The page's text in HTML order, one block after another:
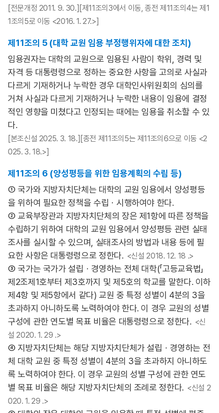
[전문개정 2011. 9. 30.][제11조의3에서 이동, 종전 제11조의4는 제1
1조의5로 이동 <2016. 1. 27.>]
제11조의 5 (대학 교원 임용 부정행위자에 대한 조치)
임용권자는 대학의 교원으로 임용된 사람이 학위, 경력 및
자격 등 대통령령으로 정하는 중요한 사항을 고의로 사실과
다르게 기재하거나 누락한 경우 대학인사위원회의 심의를
거쳐 사실과 다르게 기재하거나 누락한 내용이 임용에 결정
적인 영향을 미쳤다고 인정되는 때에는 임용을 취소할 수 있
다.
[본조신설 2025. 3. 18.][종전 제11조의5는 제11조의6으로 이동 <2
025. 3. 18.>]
제11조의 6 (양성평등을 위한 임용계획의 수립 등)
① 국가와 지방자치단체는 대학의 교원 임용에서 양성평등
을 위하여 필요한 정책을 수립ㆍ시행하여야 한다.
② 교육부장관과 지방자치단체의 장은 제1항에 따른 정책을
수립하기 위하여 대학의 교원 임용에서 양성평등 관련 실태
조사를 실시할 수 있으며, 실태조사의 방법과 내용 등에 필
요한 사항은 대통령령으로 정한다. <신설 2018. 12. 18 .>
③ 국가는 국가가 설립ㆍ경영하는 전체 대학(「고등교육법」
제2조제1호부터 제3호까지 및 제5호의 학교를 말한다. 이하
제4항 및 제5항에서 같다) 교원 중 특정 성별이 4분의 3을
초과하지 아니하도록 노력하여야 한다. 이 경우 교원의 성별
구성에 관한 연도별 목표 비율은 대통령령으로 정한다. <신
설 2020. 1. 29 .>
④ 지방자치단체는 해당 지방자치단체가 설립ㆍ경영하는 전
체 대학 교원 중 특정 성별이 4분의 3을 초과하지 아니하도
록 노력하여야 한다. 이 경우 교원의 성별 구성에 관한 연도
별 목표 비율은 해당 지방자치단체의 조례로 정한다. <신설 2
020. 1. 29 .>